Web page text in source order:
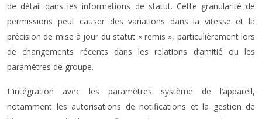
de détail dans les informations de statut. Cette granularité de
permissions peut causer des variations dans la vitesse et la
précision de mise à jour du statut « remis », particulièrement lors
de changements récents dans les relations d’amitié ou les
paramètres de groupe.
L’intégration avec les paramètres système de l’appareil,
notamment les autorisations de notifications et la gestion de